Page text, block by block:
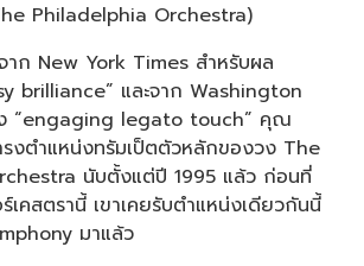
Philadelphia Orchestra)
าก New York Times สำหรับผล
brilliance” และจาก Washington
“engaging legato touch” คุณ
งตำแหน่งทรัมเป็ตตัวหลักของวง The
นับตั้งแต่ปี 1995 แล้ว ก่อนที่
ร์เคสตรานี้ เขาเคยรับตำแหน่งเดียวกันนี้
มาแล้ว